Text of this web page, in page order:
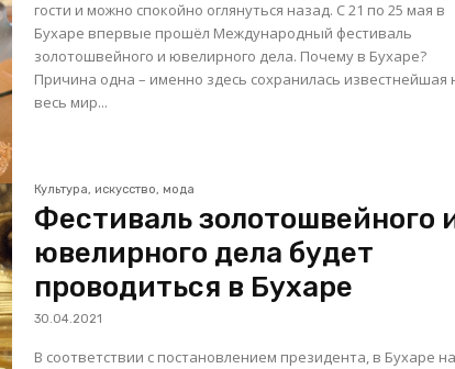
гости и можно спокойно оглянуться назад. С 21 по 25 мая в
Бухаре впервые прошёл Международный фестиваль
золотошвейного и ювелирного дела. Почему в Бухаре?
Причина одна – именно здесь сохранилась известнейшая
весь мир...
Культура, искусство, мода
Фестиваль золотошвейного
ювелирного дела будет
проводиться в Бухаре
30.04.2021
В соответствии с постановлением президента, в Бухаре